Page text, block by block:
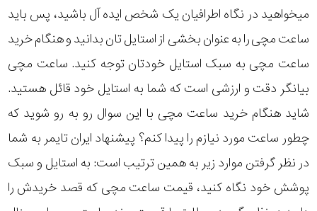
میخواهید در نگاه اطرافیان یک شخص ایده آل باشید، پس باید
ساعت مچی را به عنوان بخشی از استایل تان بدانید و هنگام خرید
ساعت مچی به سبک استایل خودتان توجه کنید. ساعت مچی
بیانگر دقت و ارزشی است که شما به استایل خود قائل هستید.
شاید هنگام خرید ساعت مچی با این سوال رو به رو شوید که
چطور ساعت مورد نیازم را پیدا کنم؟ پیشنهاد ایران تایمر به شما
در نظر گرفتن موارد زیر به همین ترتیب است: به استایل و سبک
پوشش خود نگاه کنید، قیمت ساعت مچی که قصد خریدش را